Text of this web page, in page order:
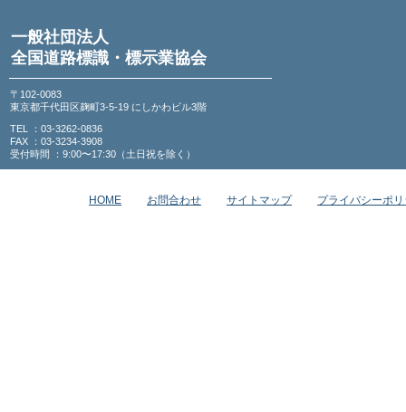
一般社団法人
全国道路標識・標示業協会
〒102-0083
東京都千代田区麹町3-5-19 にしかわビル3階
TEL ：03-3262-0836
FAX ：03-3234-3908
受付時間 ：9:00〜17:30（土日祝を除く）
HOME お問合わせ サイトマップ プライバシーポ